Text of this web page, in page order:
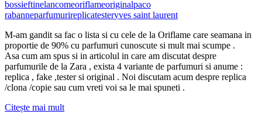
bossieftinelancomeoriflameoriginalpaco
rabanneparfumurireplicatesteryves saint laurent
M-am gandit sa fac o lista si cu cele de la Oriflame care seamana in
proportie de 90% cu parfumuri cunoscute si mult mai scumpe .
Asa cum am spus si in articolul in care am discutat despre
parfumurile de la Zara , exista 4 variante de parfumuri si anume :
replica , fake ,tester si original . Noi discutam acum despre replica
/clona /copie sau cum vreti voi sa le mai spuneti .
Citește mai multParfumuri